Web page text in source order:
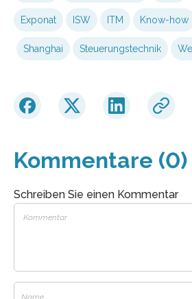
Exponat ISW ITM Know-how
Shanghai Steuerungstechnik
Kommentare (0)
Schreiben Sie einen Kommentar